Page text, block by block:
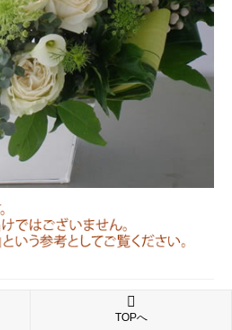
に終了しました。現在、生花の取
はアーカイブとして表示していま
TOPへ